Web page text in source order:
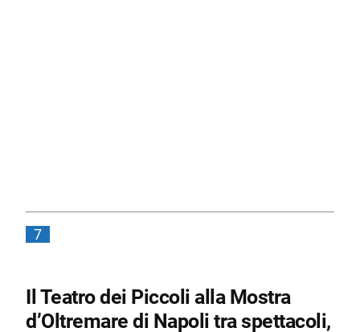
7
Il Teatro dei Piccoli alla Mostra
d’Oltremare di Napoli tra spettacoli,